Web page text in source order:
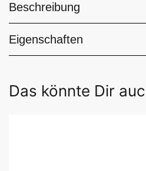
Beschreibung
Eigenschaften
Das könnte Dir